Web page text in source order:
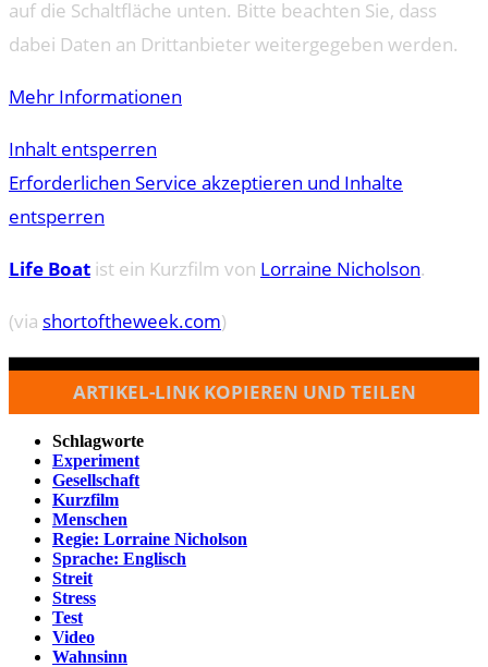
auf die Schaltfläche unten. Bitte beachten Sie, dass
dabei Daten an Drittanbieter weitergegeben werden.
Mehr Informationen
Inhalt entsperren
Erforderlichen Service akzeptieren und Inhalte
entsperren
Life Boat ist ein Kurzfilm von Lorraine Nicholson.
(via shortoftheweek.com)
ARTIKEL-LINK KOPIEREN UND TEILEN
Schlagworte
Experiment
Gesellschaft
Kurzfilm
Menschen
Regie: Lorraine Nicholson
Sprache: Englisch
Streit
Stress
Test
Video
Wahnsinn